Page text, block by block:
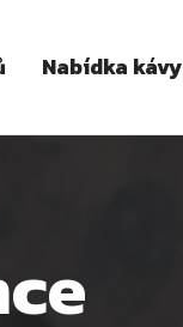
Nabídka kávy